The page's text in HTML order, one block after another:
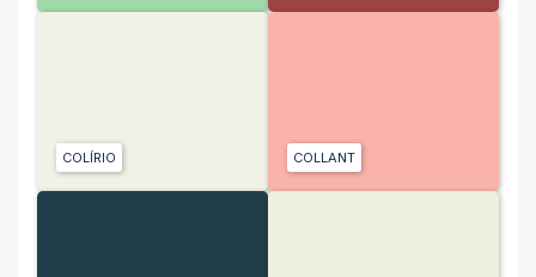
COLÍRIO COLLANT